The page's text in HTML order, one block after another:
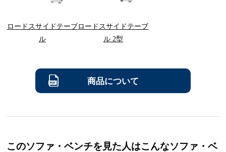
ロードスサイドテーブ
ル
ロードスサイドテーブ
ル 2型
商品について
このソファ・ベンチを見た人はこんなソファ・ベ